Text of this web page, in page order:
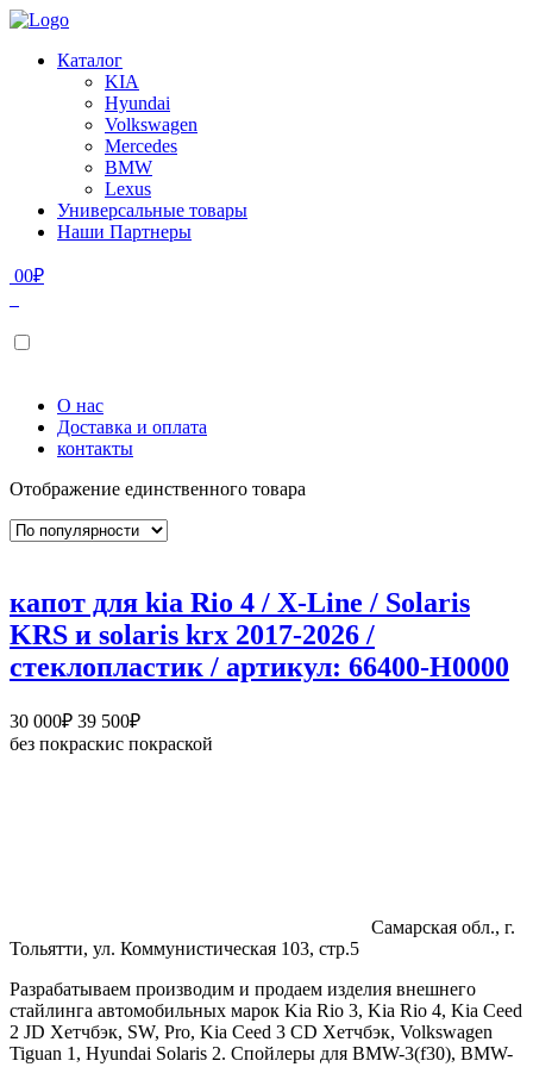
Каталог
KIA
Hyundai
Volkswagen
Mercedes
BMW
Lexus
Универсальные товары
Наши Партнеры
00₽
О нас
Доставка и оплата
контакты
Отображение единственного товара
капот для kia Rio 4 / X-Line / Solaris
KRS и solaris krx 2017-2026 /
стеклопластик / артикул: 66400-H0000
30 000₽ 39 500₽Диапазон
цен:
без покраскис покраской
Самарская обл., г.
Тольятти, ул. Коммунистическая 103, стр.5
Разрабатываем производим и продаем изделия внешнего
стайлинга автомобильных марок Kia Rio 3, Kia Rio 4, Kia Ceed
2 JD Хетчбэк, SW, Pro, Kia Ceed 3 CD Хетчбэк, Volkswagen
Tiguan 1, Hyundai Solaris 2. Спойлеры для BMW-3(f30), BMW-